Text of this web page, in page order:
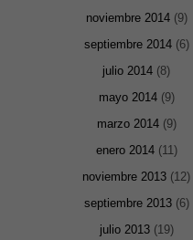
noviembre 2014(9)
septiembre 2014(6)
julio 2014 (8)
mayo 2014(9)
marzo 2014(9)
enero 2014(11)
noviembre 2013 (12)
septiembre 2013(6)
julio 2013(19)